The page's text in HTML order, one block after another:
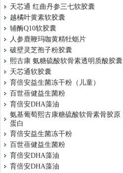
天芯通 红曲丹参三七软胶囊
越橘叶黄素软胶囊
辅酶Q10软胶囊
人参鹿鞭玛咖黄精牡蛎片
破壁灵芝孢子粉胶囊
熙古康 氨糖硫酸软骨素透明质酸胶囊
天芯通软胶囊
育倍安益生菌冻干粉（儿童）
百世蓓健益生菌粉
育倍安DHA藻油
氨基葡萄熙古康糖硫酸软骨素骨胶原
蛋白
育倍安益生菌冻干粉
百世蓓健益生菌粉
育倍安DHA藻油
育倍安DHA藻油